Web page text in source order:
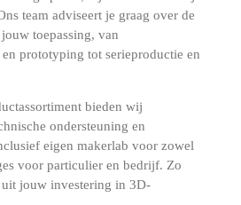
team adviseert je graag over de
toepassing, van
prototyping tot serieproductie en
bieden wij
ondersteuning en
eigen makerlab voor zowel
voor particulier en bedrijf. Zo
jouw investering in 3D-